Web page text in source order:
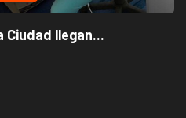
Ciudad llegan...